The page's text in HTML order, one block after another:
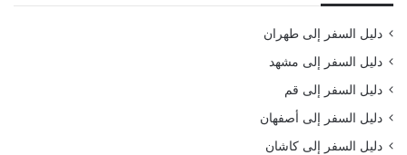
دليل السفر إلى طهران
دليل السفر إلى مشهد
دليل السفر إلى قم
دليل السفر إلى أصفهان
دليل السفر إلى كاشان